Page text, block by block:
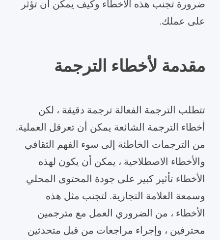
ضرورة تجنب هذه الأخطاء وكيف يمكن أن تؤثر
على عملك.
مقدمة لأخطاء الترجمة
تتطلب الترجمة الفعالة ترجمة دقيقة ، لكن
أخطاء الترجمة الشائعة يمكن أن تعرقل العملية.
من الترجمات الخاطئة إلى سوء الفهم الثقافي
والأخطاء الاصطلاحية ، يمكن أن يكون لهذه
الأخطاء تأثير كبير على جودة المحتوى المحلي
وسمعة العلامة التجارية. لتجنب مثل هذه
الأخطاء ، من الضروري العمل مع مترجمين
محترفين ، وإجراء مراجعات من قبل متحدثين